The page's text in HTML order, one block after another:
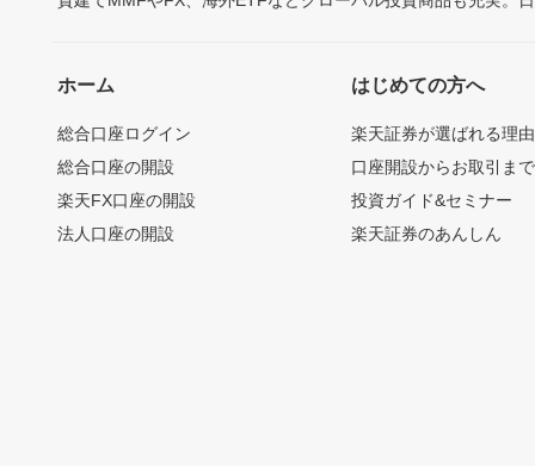
ホーム
総合口座ログイン
総合口座の開設
楽天FX口座の開設
法人口座の開設
はじめての方へ
楽天証券が選ばれる理由
口座開設からお取引ま
投資ガイド&セミナー
楽天証券のあんしん